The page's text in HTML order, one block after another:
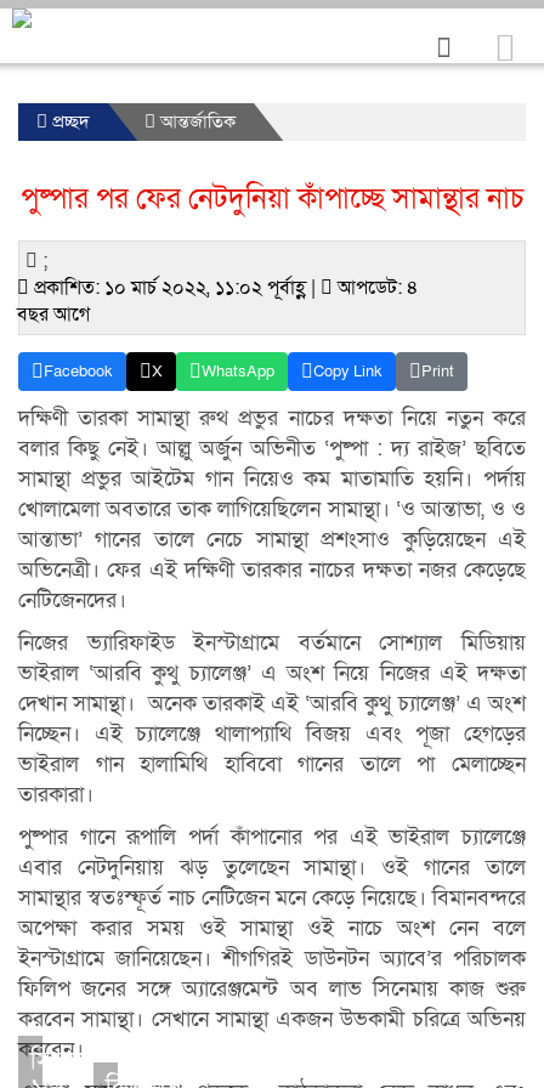
প্রচ্ছদ আন্তর্জাতিক
পুষ্পার পর ফের নেটদুনিয়া কাঁপাচ্ছে সামান্থার নাচ
;
প্রকাশিত: ১০ মার্চ ২০২২, ১১:০২ পূর্বাহ্ণ |
আপডেট: ৪
বছর আগে
Facebook X WhatsApp Copy Link Print
দক্ষিণী তারকা সামান্থা রুথ প্রভুর নাচের দক্ষতা নিয়ে নতুন করে
বলার কিছু নেই। আল্লু অর্জুন অভিনীত ‘পুষ্পা : দ্য রাইজ’ ছবিতে
সামান্থা প্রভুর আইটেম গান নিয়েও কম মাতামাতি হয়নি। পর্দায়
খোলামেলা অবতারে তাক লাগিয়েছিলেন সামান্থা। ‘ও আন্তাভা, ও ও
আন্তাভা’ গানের তালে নেচে সামান্থা প্রশংসাও কুড়িয়েছেন এই
অভিনেত্রী। ফের এই দক্ষিণী তারকার নাচের দক্ষতা নজর কেড়েছে
নেটিজেনদের।
নিজের ভ্যারিফাইড ইনস্টাগ্রামে বর্তমানে সোশ্যাল মিডিয়ায়
ভাইরাল ‘আরবি কুথু চ্যালেঞ্জ’ এ অংশ নিয়ে নিজের এই দক্ষতা
দেখান সামান্থা। অনেক তারকাই এই ‘আরবি কুথু চ্যালেঞ্জ’ এ অংশ
নিচ্ছেন। এই চ্যালেঞ্জে থালাপ্যাথি বিজয় এবং পূজা হেগড়ের
ভাইরাল গান হালামিথি হাবিবো গানের তালে পা মেলাচ্ছেন
তারকারা।
পুষ্পার গানে রূপালি পর্দা কাঁপানোর পর এই ভাইরাল চ্যালেঞ্জে
এবার নেটদুনিয়ায় ঝড় তুলেছেন সামান্থা। ওই গানের তালে
সামান্থার স্বতঃস্ফূর্ত নাচ নেটিজেন মনে কেড়ে নিয়েছে। বিমানবন্দরে
অপেক্ষা করার সময় ওই সামান্থা ওই নাচে অংশ নেন বলে
ইনস্টাগ্রামে জানিয়েছেন। শীগগিরই ডাউনটন অ্যাবে’র পরিচালক
ফিলিপ জনের সঙ্গে অ্যারেঞ্জমেন্ট অব লাভ সিনেমায় কাজ শুরু
করবেন সামান্থা। সেখানে সামান্থা একজন উভকামী চরিত্রে অভিনয়
করবেন।
সিলেটে